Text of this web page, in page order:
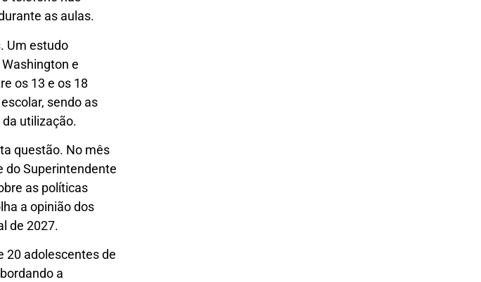
as aulas.
Um estudo
e
os 13 e os 18
sendo as
utilização.
questão. No mês
do Superintendente
as políticas
a opinião dos
de 2027.
20 adolescentes de
a